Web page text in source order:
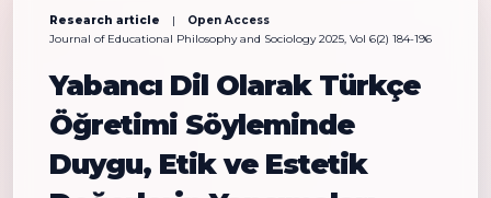
Research article |
Open Access
Journal of Educational Philosophy and Sociology 2025, Vol 6(2) 184-196
Yabancı Dil Olarak Türkçe
Öğretimi Söyleminde
Duygu, Etik ve Estetik